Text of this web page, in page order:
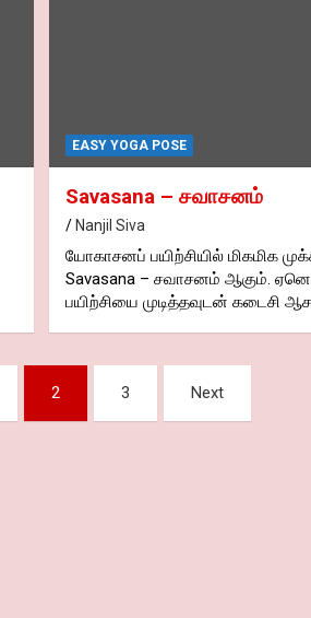
EASY YOGA POSE
Savasana – சவாசனம்
Nanjil Siva
யோகாசனப் பயிற்சியில் மிகமிக
Savasana – சவாசனம் ஆகும்.
பயிற்சியை முடித்தவுடன் கடைசி
2 3 Next